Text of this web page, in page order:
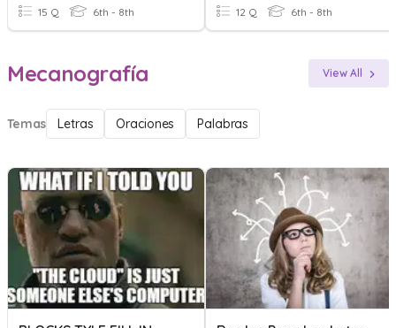
15 Q 6th - 8th 12 Q 6th - 8th
Mecanografía View All
Temas Letras Oraciones Palabras